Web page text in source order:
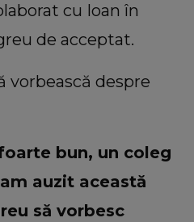
cu Ioan în
de acceptat.
vorbească despre
bun, un coleg
auzit această
să vorbesc